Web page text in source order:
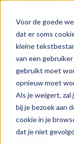
Voor de goede
dat er soms
kleine
van een
gebruikt moet
opnieuw moet
Als je weigert,
bij je bezoek aan
cookie in je
dat je niet